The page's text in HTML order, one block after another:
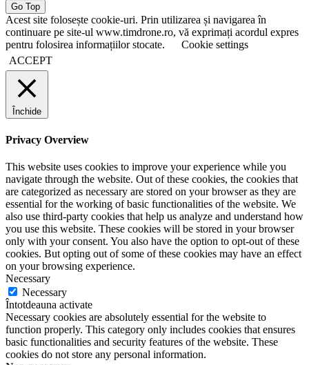
Go Top
Acest site folosește cookie-uri. Prin utilizarea și navigarea în
continuare pe site-ul www.timdrone.ro, vă exprimați acordul expres
pentru folosirea informațiilor stocate.
Cookie settings
ACCEPT
Închide
Privacy Overview
This website uses cookies to improve your experience while you
navigate through the website. Out of these cookies, the cookies that
are categorized as necessary are stored on your browser as they are
essential for the working of basic functionalities of the website. We
also use third-party cookies that help us analyze and understand how
you use this website. These cookies will be stored in your browser
only with your consent. You also have the option to opt-out of these
cookies. But opting out of some of these cookies may have an effect
on your browsing experience.
Necessary
Necessary
Întotdeauna activate
Necessary cookies are absolutely essential for the website to
function properly. This category only includes cookies that ensures
basic functionalities and security features of the website. These
cookies do not store any personal information.